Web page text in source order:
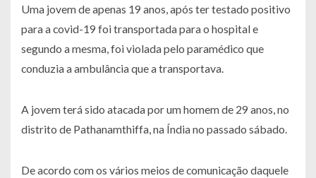
Uma jovem de apenas 19 anos, após ter testado positivo
para a covid-19 foi transportada para o hospital e
segundo a mesma, foi violada pelo paramédico que
conduzia a ambulância que a transportava.
A jovem terá sido atacada por um homem de 29 anos, no
distrito de Pathanamthiffa, na Índia no passado sábado.
De acordo com os vários meios de comunicação daquele